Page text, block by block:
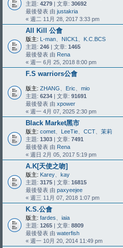
主題: 4279 | 文章: 30692
最後發表 由 justakria
« 週二 11月 28, 2017 3:33 pm
All Kill 公會
版主: L-man NICK1
K.C.BCS
主題: 246 | 文章: 1465
最後發表 由 Rena
« 週一 6月 25, 2018 8:00 pm
F.S warriors公會
版主: ZHANG Eric
mio
主題: 6234 | 文章: 91691
最後發表 由 xpower
« 週一 4月 07, 2025 2:30 pm
Black Market黑市
版主: comet LeeTie CCT
茉莉
主題: 1303 | 文章: 7491
最後發表 由 Rena
« 週日 2月 05, 2017 5:19 pm
A.K[天使之吻]
版主: Karey
kay
主題: 3175 | 文章: 16815
最後發表 由 paxyeejee
« 週三 11月 07, 2018 1:07 pm
K.S.公會
版主: fardes
iaia
主題: 1265 | 文章: 8809
最後發表 由 waterfish
« 週一 10月 20, 2014 11:49 pm